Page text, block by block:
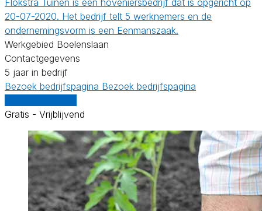
20-07-2020. Het bedrijf telt 5 werknemers en de
ondernemingsvorm is een Eenmanszaak.
Werkgebied Boelenslaan
Contactgegevens
5 jaar in bedrijf
Bezoek bedrijfspagina Bezoek bedrijfspagina
Gratis - Vrijblijvend